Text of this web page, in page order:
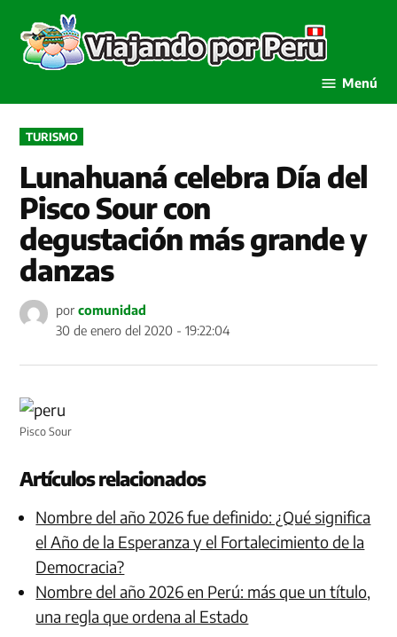
contenido
por
Menú
PUBLICADO
EN
TURISMO
Lunahuaná celebra Día del
Pisco Sour con
degustación más grande y
danzas
por comunidad
30 de enero del 2020 - 19:22:04
Pisco Sour
Artículos relacionados
Nombre del año 2026 fue definido: ¿Qué significa
el Año de la Esperanza y el Fortalecimiento de la
Democracia?
Nombre del año 2026 en Perú: más que un título,
una regla que ordena al Estado